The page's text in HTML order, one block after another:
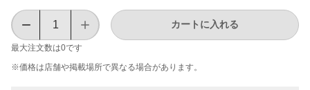
最大注文数は0です
カートに入れる
※価格は​店舗や​掲載場所で​異なる​場合が​あります。